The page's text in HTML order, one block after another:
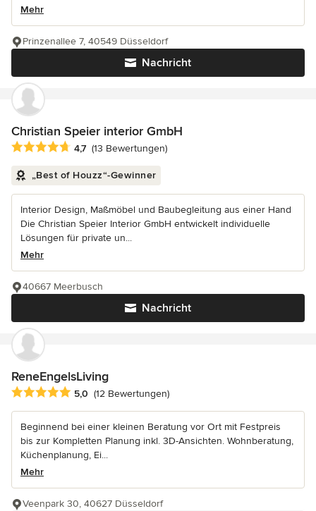
Mehr
Nachricht
Prinzenallee 7, 40549 Düsseldorf
Christian Speier interior GmbH
Durchschnittliche Bewertung: 4.7 von 5 Sternen
4,7 (13 Bewertungen)
„Best of Houzz“-Gewinner
Interior Design, Maßmöbel und Baubegleitung aus einer Hand
Die Christian Speier Interior GmbH entwickelt individuelle
Lösungen für private un...
Mehr
Nachricht
40667 Meerbusch
ReneEngelsLiving
Durchschnittliche Bewertung: 5 von 5 Sternen
5,0 (12 Bewertungen)
Beginnend bei einer kleinen Beratung vor Ort mit Festpreis
bis zur Kompletten Planung inkl. 3D-Ansichten. Wohnberatung,
Küchenplanung, Ei...
Mehr
Veenpark 30, 40627 Düsseldorf